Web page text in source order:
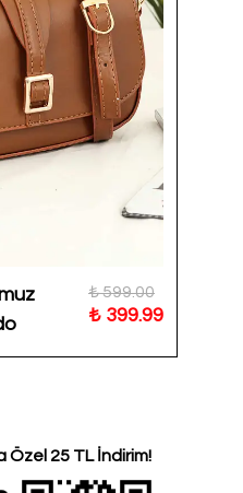
₺ 599.00
₺ 399.99
Özel 25 TL İndirim!